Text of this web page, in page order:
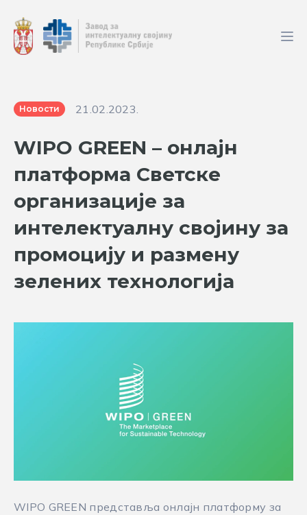
Новости 21.02.2023.
WIPO GREEN – онлајн
платформа Светске
организације за
интелектуалну својину за
промоцију и размену
зелених технологија
WIPO GREEN представља онлајн платформу за